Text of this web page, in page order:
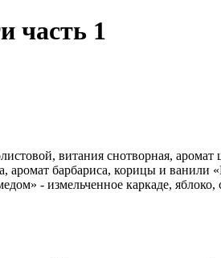
часть 1
витания снотворная,
аромат барбариса, корицы и
- измельченное каркаде,